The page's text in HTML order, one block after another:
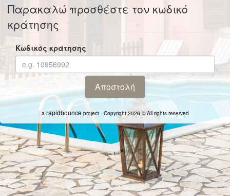
Παρακαλώ προσθέστε τον κωδικό
κράτησης
Κωδικός κράτησης
a rapidbounceproject - Copyright 2026 © All rights reserved